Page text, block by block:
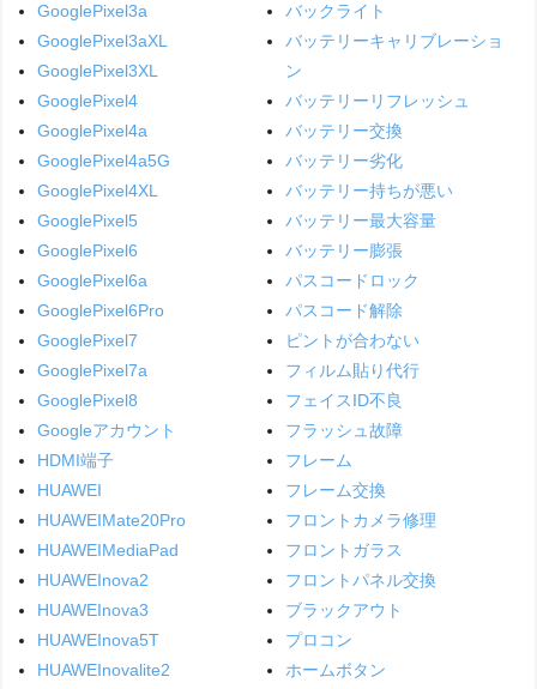
GooglePixel3a
GooglePixel3aXL
GooglePixel3XL
GooglePixel4
GooglePixel4a
GooglePixel4a5G
GooglePixel4XL
GooglePixel5
GooglePixel6
GooglePixel6a
GooglePixel6Pro
GooglePixel7
GooglePixel7a
GooglePixel8
Googleアカウント
HDMI端子
HUAWEI
HUAWEIMate20Pro
HUAWEIMediaPad
HUAWEInova2
HUAWEInova3
HUAWEInova5T
HUAWEInovalite2
バックライト
バッテリーキャリブレーショ
ン
バッテリーリフレッシュ
バッテリー交換
バッテリー劣化
バッテリー持ちが悪い
バッテリー最大容量
バッテリー膨張
パスコードロック
パスコード解除
ピントが合わない
フィルム貼り代行
フェイスID不良
フラッシュ故障
フレーム
フレーム交換
フロントカメラ修理
フロントガラス
フロントパネル交換
ブラックアウト
プロコン
ホームボタン